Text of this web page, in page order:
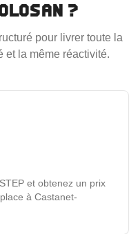
?
pour livrer toute la
et la même réactivité.
et obtenez un prix
à Castanet-